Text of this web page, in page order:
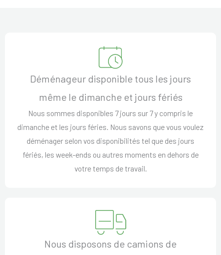
Déménageur disponible tous les jours
même le dimanche et jours fériés
Nous sommes disponibles 7 jours sur 7 y compris le
dimanche et les jours féries. Nous savons que vous voulez
déménager selon vos disponibilités tel que des jours
fériés, les week-ends ou autres moments en dehors de
votre temps de travail.
Nous disposons de camions de